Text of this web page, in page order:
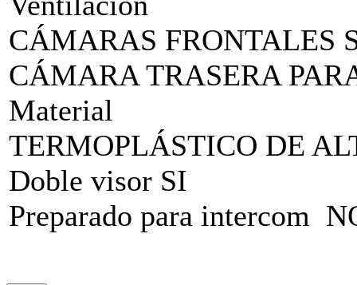
CÁMARAS FRONTALES
CÁMARA TRASERA
Material
TERMOPLÁSTICO DE
Doble visor SI
Preparado para intercom